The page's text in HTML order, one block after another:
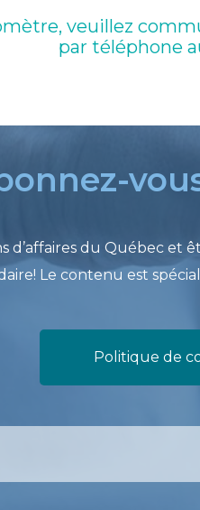
veuillez
par téléphone
d’affaires du Québec
Le contenu est
Politique de